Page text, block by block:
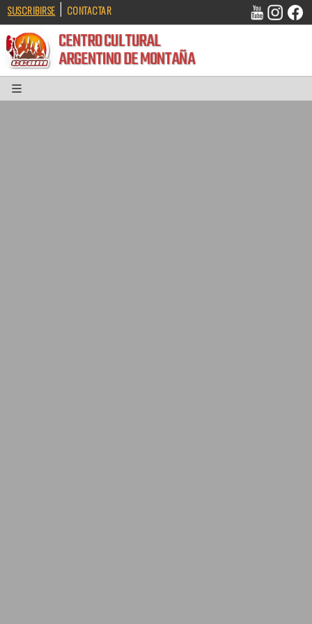
SUSCRIBIRSE | CONTACTAR
CENTRO CULTURAL
ARGENTINO DE MONTAÑA